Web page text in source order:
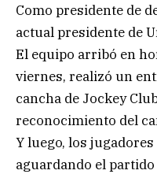
Como presidente de
actual presidente de
El equipo arribó en
viernes, realizó un
cancha de Jockey
reconocimiento del
Y luego, los
aguardando el partido